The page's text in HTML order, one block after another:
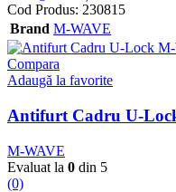
Cod Produs: 230815
Brand M-WAVE
Compara
Adaugă la favorite
Antifurt Cadru U-
M-WAVE
Evaluat la 0 din 5
(0)